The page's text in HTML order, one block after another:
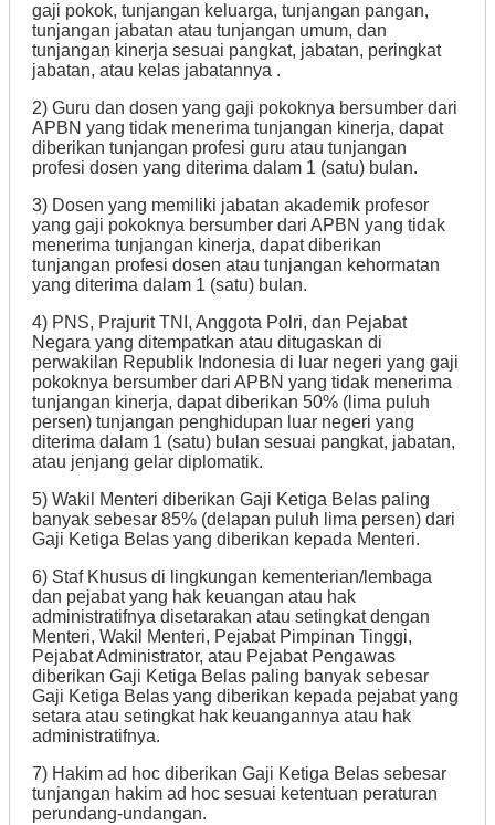
gaji pokok, tunjangan keluarga, tunjangan pangan,
tunjangan jabatan atau tunjangan umum, dan
tunjangan kinerja sesuai pangkat, jabatan, peringkat
jabatan, atau kelas jabatannya .
2) Guru dan dosen yang gaji pokoknya bersumber dari
APBN yang tidak menerima tunjangan kinerja, dapat
diberikan tunjangan profesi guru atau tunjangan
profesi dosen yang diterima dalam 1 (satu) bulan.
3) Dosen yang memiliki jabatan akademik profesor
yang gaji pokoknya bersumber dari APBN yang tidak
menerima tunjangan kinerja, dapat diberikan
tunjangan profesi dosen atau tunjangan kehormatan
yang diterima dalam 1 (satu) bulan.
4) PNS, Prajurit TNI, Anggota Polri, dan Pejabat
Negara yang ditempatkan atau ditugaskan di
perwakilan Republik Indonesia di luar negeri yang gaji
pokoknya bersumber dari APBN yang tidak menerima
tunjangan kinerja, dapat diberikan 50% (lima puluh
persen) tunjangan penghidupan luar negeri yang
diterima dalam 1 (satu) bulan sesuai pangkat, jabatan,
atau jenjang gelar diplomatik.
5) Wakil Menteri diberikan Gaji Ketiga Belas paling
banyak sebesar 85% (delapan puluh lima persen) dari
Gaji Ketiga Belas yang diberikan kepada Menteri.
6) Staf Khusus di lingkungan kementerian/lembaga
dan pejabat yang hak keuangan atau hak
administratifnya disetarakan atau setingkat dengan
Menteri, Wakil Menteri, Pejabat Pimpinan Tinggi,
Pejabat Administrator, atau Pejabat Pengawas
diberikan Gaji Ketiga Belas paling banyak sebesar
Gaji Ketiga Belas yang diberikan kepada pejabat yang
setara atau setingkat hak keuangannya atau hak
administratifnya.
7) Hakim ad hoc diberikan Gaji Ketiga Belas sebesar
tunjangan hakim ad hoc sesuai ketentuan peraturan
perundang-undangan.